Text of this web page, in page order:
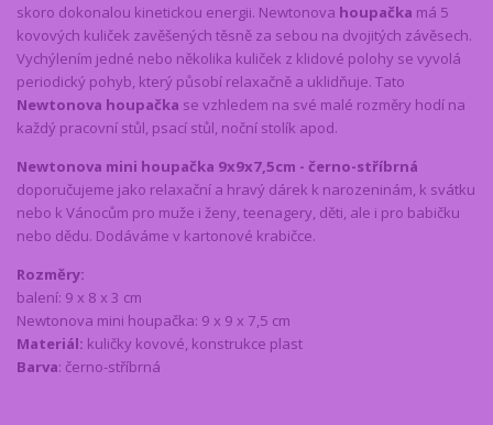
skoro dokonalou kinetickou energii. Newtonova houpačka má 5
kovových kuliček zavěšených těsně za sebou na dvojitých závěsech.
Vychýlením jedné nebo několika kuliček z klidové polohy se vyvolá
periodický pohyb, který působí relaxačně a uklidňuje. Tato
Newtonova houpačka se vzhledem na své malé rozměry hodí na
každý pracovní stůl, psací stůl, noční stolík apod.
Newtonova mini houpačka 9x9x7,5cm - černo-stříbrná
doporučujeme jako relaxační a hravý dárek k narozeninám, k svátku
nebo k Vánocům pro muže i ženy, teenagery, děti, ale i pro babičku
nebo dědu. Dodáváme v kartonové krabičce.
Rozměry:
balení: 9 x 8 x 3 cm
Newtonova mini houpačka: 9 x 9 x 7,5 cm
Materiál: kuličky kovové, konstrukce plast
Barva: černo-stříbrná